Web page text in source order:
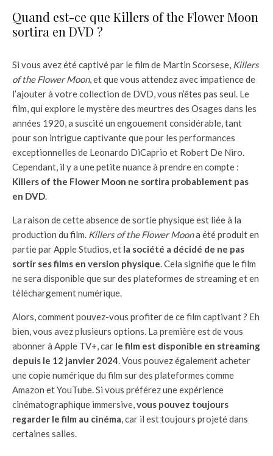
Quand est-ce que Killers of the Flower Moon
sortira en DVD ?
Si vous avez été captivé par le film de Martin Scorsese, Killers
of the Flower Moon, et que vous attendez avec impatience de
l’ajouter à votre collection de DVD, vous n’êtes pas seul. Le
film, qui explore le mystère des meurtres des Osages dans les
années 1920, a suscité un engouement considérable, tant
pour son intrigue captivante que pour les performances
exceptionnelles de Leonardo DiCaprio et Robert De Niro.
Cependant, il y a une petite nuance à prendre en compte :
Killers of the Flower Moon ne sortira probablement pas
en DVD.
La raison de cette absence de sortie physique est liée à la
production du film. Killers of the Flower Moona été produit en
partie par Apple Studios, et la société a décidé de ne pas
sortir ses films en version physique. Cela signifie que le film
ne sera disponible que sur des plateformes de streaming et en
téléchargement numérique.
Alors, comment pouvez-vous profiter de ce film captivant ? Eh
bien, vous avez plusieurs options. La première est de vous
abonner à Apple TV+, car le film est disponible en streaming
depuis le 12 janvier 2024. Vous pouvez également acheter
une copie numérique du film sur des plateformes comme
Amazon et YouTube. Si vous préférez une expérience
cinématographique immersive,vous pouvez toujours
regarder le film au cinéma, car il est toujours projeté dans
certaines salles.